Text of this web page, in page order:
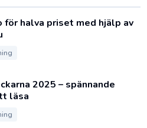
för halva priset med hjälp av
2025 – spännande
läsa